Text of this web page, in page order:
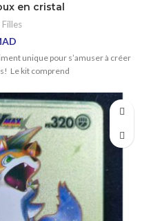
en cristal
Filles
unique pour s’amuser à créer
Le kit comprend